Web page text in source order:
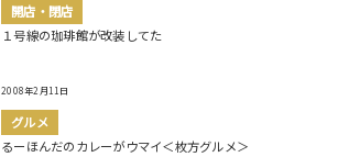
開店・閉店
１号線の珈琲館が改装してた
2008年2月11日
グルメ
るーほんだのカレーがウマイ＜枚方グルメ＞